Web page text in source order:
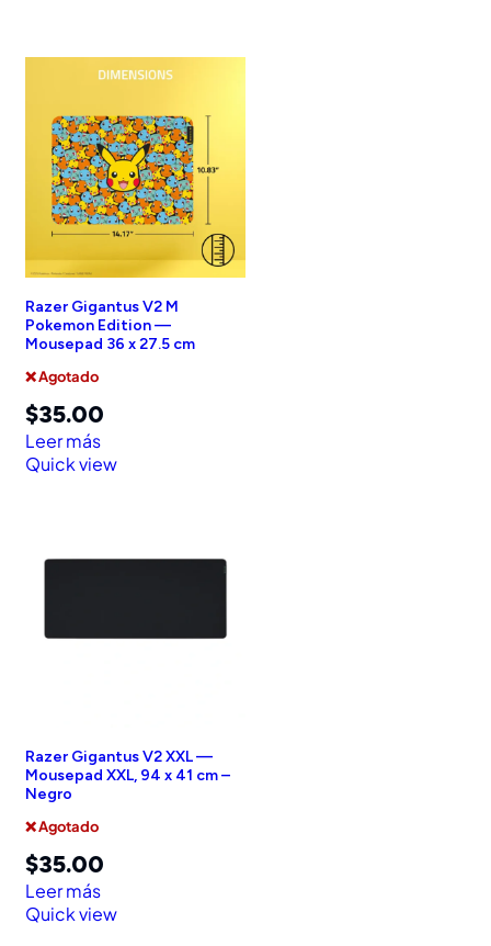
Razer Gigantus V2 M
Pokemon Edition —
Mousepad 36 x 27.5 cm
❌ Agotado
$35.00
Leer más
Quick view
Razer Gigantus V2 XXL —
Mousepad XXL, 94 x 41 cm –
Negro
❌ Agotado
$35.00
Leer más
Quick view